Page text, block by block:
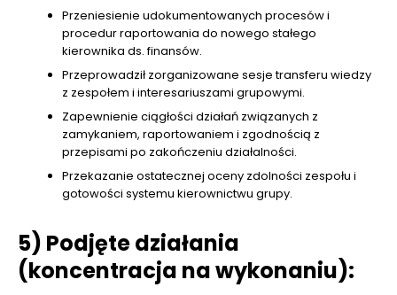
Przeniesienie udokumentowanych procesów i
procedur raportowania do nowego stałego
kierownika ds. finansów.
Przeprowadził zorganizowane sesje transferu wiedzy
z zespołem i interesariuszami grupowymi.
Zapewnienie ciągłości działań związanych z
zamykaniem, raportowaniem i zgodnością z
przepisami po zakończeniu działalności.
Przekazanie ostatecznej oceny zdolności zespołu i
gotowości systemu kierownictwu grupy.
5) Podjęte działania
(koncentracja na wykonaniu):